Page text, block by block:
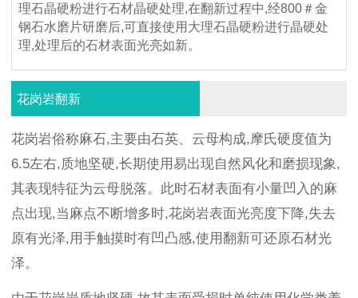
理石晶硬粉进行石材晶硬处理,在翻新过程中,经800＃金
钢石水磨片研磨后,可直接使用大理石晶硬粉进行晶硬处
理,处理后的石材表面光亮如新。
花岗岩翻新
花岗岩俗称麻石,主要由石英、云母构成,摩氏硬度值为
6.5左右,质地坚硬,长期使用易出现自然风化和磨损现象,
其表现特征为云母脱落。此时石材表面有小量凹入的麻
点出现,当麻点不断增多时,花岗岩表面光亮度下降,失去
原有光泽,用手触摸时有凹凸感,使用翻新可还原石材光
泽。